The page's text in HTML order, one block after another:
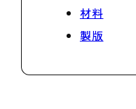
材料
製版